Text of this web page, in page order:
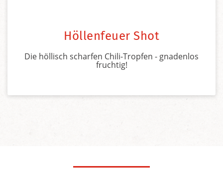
Höllenfeuer Shot
Die höllisch scharfen Chili-Tropfen - gnadenlos
fruchtig!